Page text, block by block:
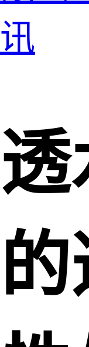
讯
透